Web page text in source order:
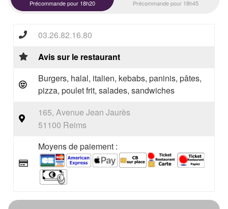
Précommande pour 18h20 Précommande pour 18h45
03.26.82.16.80
Avis sur le restaurant
Burgers, halal, italien, kebabs, paninis, pâtes,
pizza, poulet frit, salades, sandwiches
165, Avenue Jean Jaurès
51100 Reims
Moyens de paiement :